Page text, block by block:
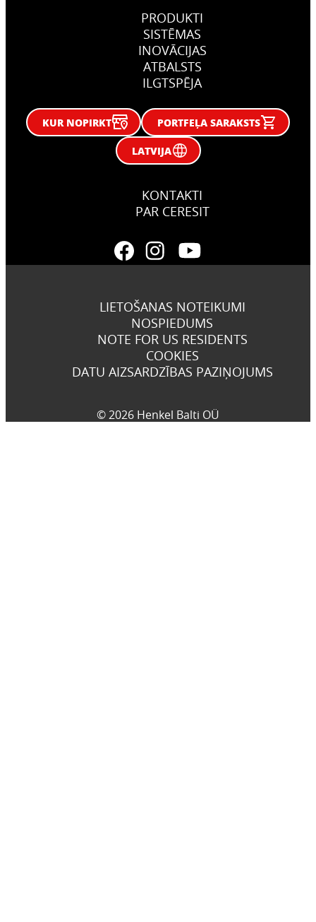
PRODUKTI
SISTĒMAS
INOVĀCIJAS
ATBALSTS
ILGTSPĒJA
KUR NOPIRKT
PORTFEĻA SARAKSTS
LATVIJA
KONTAKTI
PAR CERESIT
LIETOŠANAS NOTEIKUMI
NOSPIEDUMS
NOTE FOR US RESIDENTS
COOKIES
DATU AIZSARDZĪBAS PAZIŅOJUMS
© 2026 Henkel Balti OÜ